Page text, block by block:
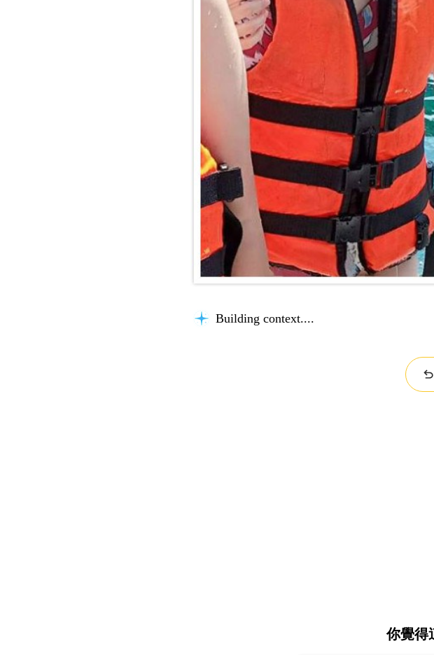
Understanding the problem...
你覺得